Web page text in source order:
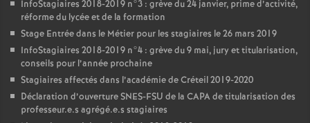
InfoStagiaires 2018-2019 n°3 : grève du 24 janvier, prime d’activité,
réforme du lycée et de la formation
Stage Entrée dans le Métier pour les stagiaires le 26 mars 2019
InfoStagiaires 2018-2019 n°4 : grève du 9 mai, jury et titularisation,
conseils pour l’année prochaine
Stagiaires affectés dans l’académie de Créteil 2019-2020
Déclaration d’ouvertureSNES-FSU de la CAPAde titularisation des
professeur.e.s agrégé.e.s stagiaires